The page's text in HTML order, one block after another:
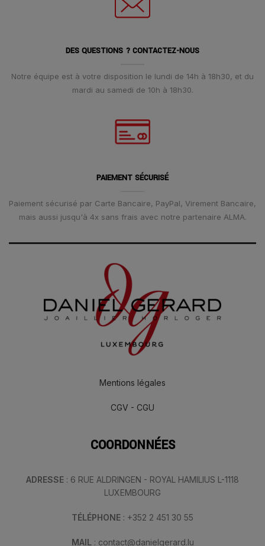
DES QUESTIONS ? CONTACTEZ-NOUS
Notre équipe est à votre disposition le lundi de 14h à 18h30, et du
mardi au samedi de 10h à 18h30.
PAIEMENT SÉCURISÉ
Paiement sécurisé par Carte Bancaire, PayPal, Virement Bancaire,
mais aussi jusqu'à 4x sans frais avec notre partenaire ALMA.
Mentions légales
CGV - CGU
COORDONNÉES
ADRESSE : 6 RUE ALDRINGEN - ROYAL HAMILIUS L-1118
LUXEMBOURG
TÉLÉPHONE : +352 2 451 30 55
MAIL : contact@danielgerard.lu